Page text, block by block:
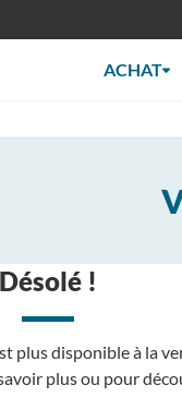
ACHAT
Désolé !
plus disponible à la
plus ou pour